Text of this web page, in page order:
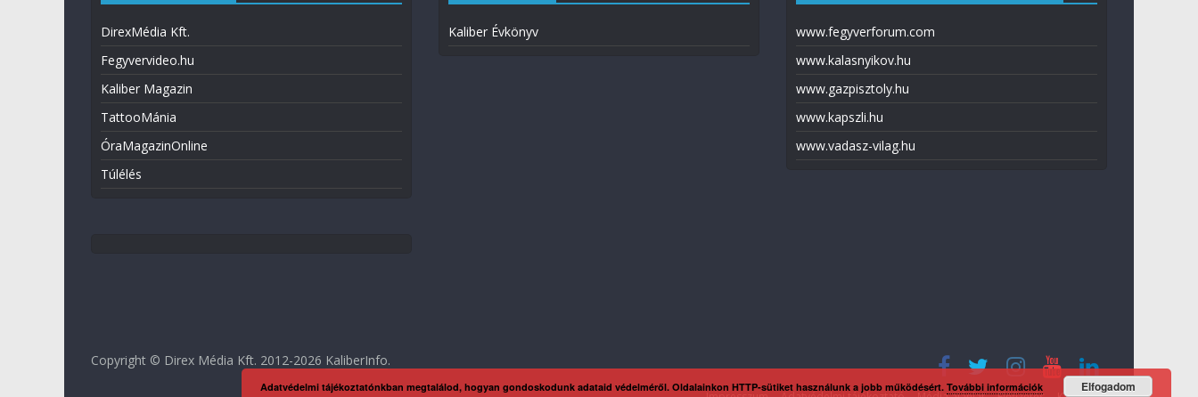
DirexMédia Kft.
Fegyvervideo.hu
Kaliber Magazin
TattooMánia
ÓraMagazinOnline
Túlélés
Kaliber Évkönyv
www.fegyverforum.com
www.kalasnyikov.hu
www.gazpisztoly.hu
www.kapszli.hu
www.vadasz-vilag.hu
Copyright © Direx Média Kft. 2012-2026 KaliberInfo.
Adatvédelmi tájékoztatónkban megtalálod, hogyan gondoskodunk adataid védelméről. Oldalainkon HTTP-sütiket használunk a jobb működésért. További információk Elfogadom